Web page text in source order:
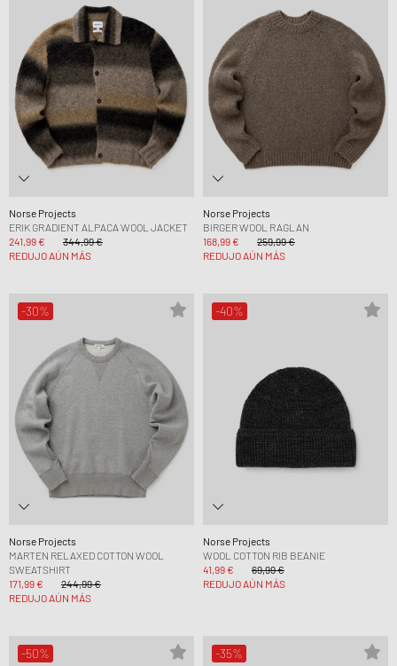
Norse Projects
ERIK GRADIENT ALPACA WOOL JACKET
241,99 €
344,99 €
REDUJO AÚN MÁS
Norse Projects
BIRGER WOOL RAGLAN
168,99 €
259,99 €
REDUJO AÚN MÁS
-30%
Norse Projects
MARTEN RELAXED COTTON WOOL
SWEATSHIRT
171,99 €
244,99 €
REDUJO AÚN MÁS
-40%
Norse Projects
WOOL COTTON RIB BEANIE
41,99 €
69,99 €
REDUJO AÚN MÁS
-50% -35%